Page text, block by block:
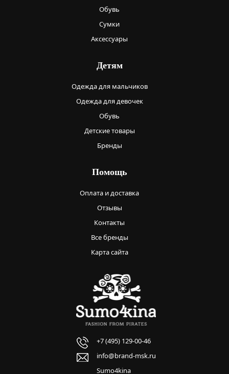
Обувь
Сумки
Аксессуары
Детям
Одежда для мальчиков
Одежда для девочек
Обувь
Детские товары
Бренды
Помощь
Оплата и доставка
Отзывы
Контакты
Все бренды
Карта сайта
+7 (495) 129-00-46
info@brand-msk.ru
Sumo4kina